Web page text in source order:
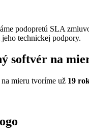
podopretú SLA
technickej podpory.
softvér na
mieru tvoríme už 19